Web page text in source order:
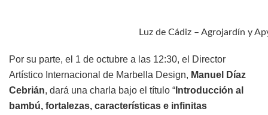
Luz de Cádiz – Agrojardín y
Por su parte, el 1 de octubre a las 12:30, el Director
Artístico Internacional de Marbella Design, Manuel Díaz
Cebrián, dará una charla bajo el título “ Introducción al
bambú, fortalezas, características e infinitas